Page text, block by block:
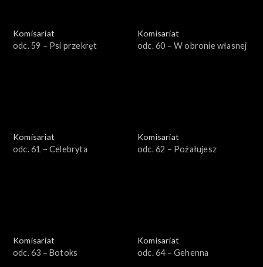
Komisariat
odc. 59 – Psi przekręt
Komisariat
odc. 60 – W obronie własnej
Komisariat
odc. 61 – Celebryta
Komisariat
odc. 62 – Pożałujesz
Komisariat
odc. 63 – Botoks
Komisariat
odc. 64 – Gehenna